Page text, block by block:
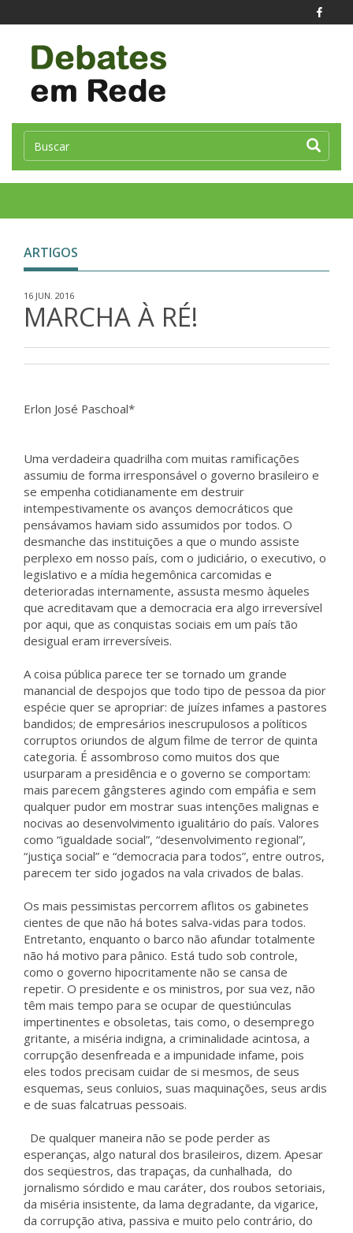
ARTIGOS
16 JUN. 2016
MARCHA À RÉ!
Erlon José Paschoal*
Uma verdadeira quadrilha com muitas ramificações
assumiu de forma irresponsável o governo brasileiro e
se empenha cotidianamente em destruir
intempestivamente os avanços democráticos que
pensávamos haviam sido assumidos por todos. O
desmanche das instituições a que o mundo assiste
perplexo em nosso país, com o judiciário, o executivo, o
legislativo e a mídia hegemônica carcomidas e
deterioradas internamente, assusta mesmo àqueles
que acreditavam que a democracia era algo irreversível
por aqui, que as conquistas sociais em um país tão
desigual eram irreversíveis.
A coisa pública parece ter se tornado um grande
manancial de despojos que todo tipo de pessoa da pior
espécie quer se apropriar: de juízes infames a pastores
bandidos; de empresários inescrupulosos a políticos
corruptos oriundos de algum filme de terror de quinta
categoria. É assombroso como muitos dos que
usurparam a presidência e o governo se comportam:
mais parecem gângsteres agindo com empáfia e sem
qualquer pudor em mostrar suas intenções malignas e
nocivas ao desenvolvimento igualitário do país. Valores
como “igualdade social”, “desenvolvimento regional”,
“justiça social” e “democracia para todos”, entre outros,
parecem ter sido jogados na vala crivados de balas.
Os mais pessimistas percorrem aflitos os gabinetes
cientes de que não há botes salva-vidas para todos.
Entretanto, enquanto o barco não afundar totalmente
não há motivo para pânico. Está tudo sob controle,
como o governo hipocritamente não se cansa de
repetir. O presidente e os ministros, por sua vez, não
têm mais tempo para se ocupar de questiúnculas
impertinentes e obsoletas, tais como, o desemprego
gritante, a miséria indigna, a criminalidade acintosa, a
corrupção desenfreada e a impunidade infame, pois
eles todos precisam cuidar de si mesmos, de seus
esquemas, seus conluios, suas maquinações, seus ardis
e de suas falcatruas pessoais.
De qualquer maneira não se pode perder as
esperanças, algo natural dos brasileiros, dizem. Apesar
dos seqüestros, das trapaças, da cunhalhada, do
jornalismo sórdido e mau caráter, dos roubos setoriais,
da miséria insistente, da lama degradante, da vigarice,
da corrupção ativa, passiva e muito pelo contrário, do